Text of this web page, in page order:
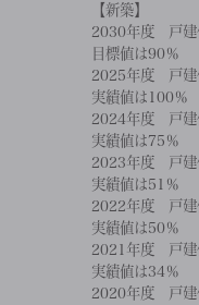
【新築】
2030年度 戸建
目標値は90％
2025年度 戸建
実績値は100％
2024年度 戸建
実績値は75％
2023年度 戸建
実績値は51％
2022年度 戸建
実績値は50％
2021年度 戸建
実績値は34％
2020年度 戸建